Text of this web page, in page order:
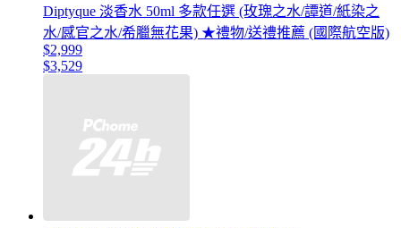
Diptyque 淡香水 50ml 多款任選 (玫瑰之水/譚道/紙染之
水/感官之水/希臘無花果) ★禮物/送禮推薦 (國際航空版)
$2,999
$3,529